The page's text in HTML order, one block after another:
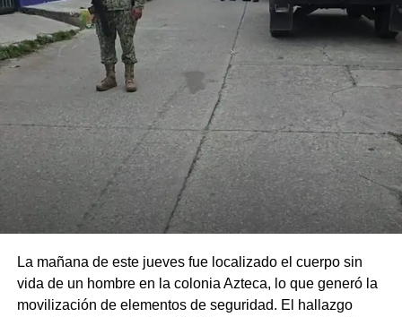
La mañana de este jueves fue localizado el cuerpo sin
vida de un hombre en la colonia Azteca, lo que generó la
movilización de elementos de seguridad. El hallazgo